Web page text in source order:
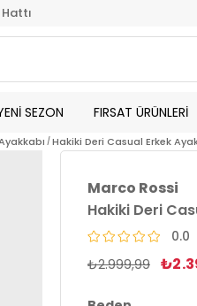
SEZON FIRSAT ÜRÜNLERİ
Hakiki Deri Casual Erkek
Marco Rossi
Hakiki Deri
0.0
₺2.999,99